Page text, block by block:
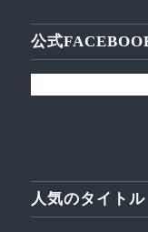
公式
人気のタイトル